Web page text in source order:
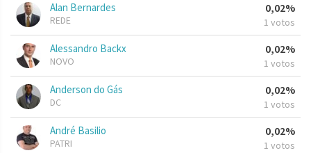
Alan Bernardes
REDE
0,02%
1 votos
Alessandro Backx
NOVO
0,02%
1 votos
Anderson do Gás
DC
0,02%
1 votos
André Basilio
PATRI
0,02%
1 votos